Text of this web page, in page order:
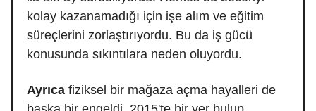
kolay kazanamadığı için işe alım ve eğitim
süreçlerini zorlaştırıyordu. Bu da iş gücü
konusunda sıkıntılara neden oluyordu.
Ayrıca fiziksel bir mağaza açma hayalleri de